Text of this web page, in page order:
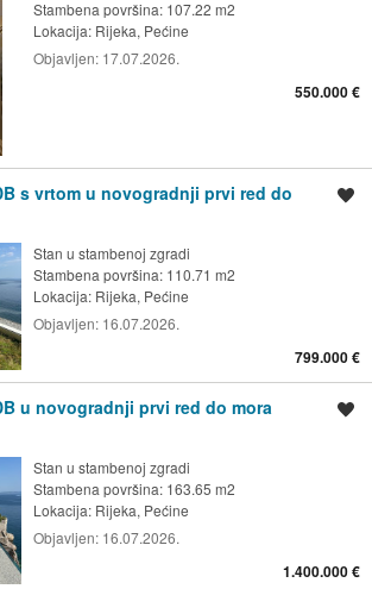
Stambena površina: 107.22 m2
Lokacija: Rijeka, Pećine
Objavljen: 17.07.2026.
550.000 €
s vrtom u novogradnji prvi red do
Stan u stambenoj zgradi
Stambena površina: 110.71 m2
Lokacija: Rijeka, Pećine
Objavljen: 16.07.2026.
799.000 €
u novogradnji prvi red do mora
Stan u stambenoj zgradi
Stambena površina: 163.65 m2
Lokacija: Rijeka, Pećine
Objavljen: 16.07.2026.
1.400.000 €